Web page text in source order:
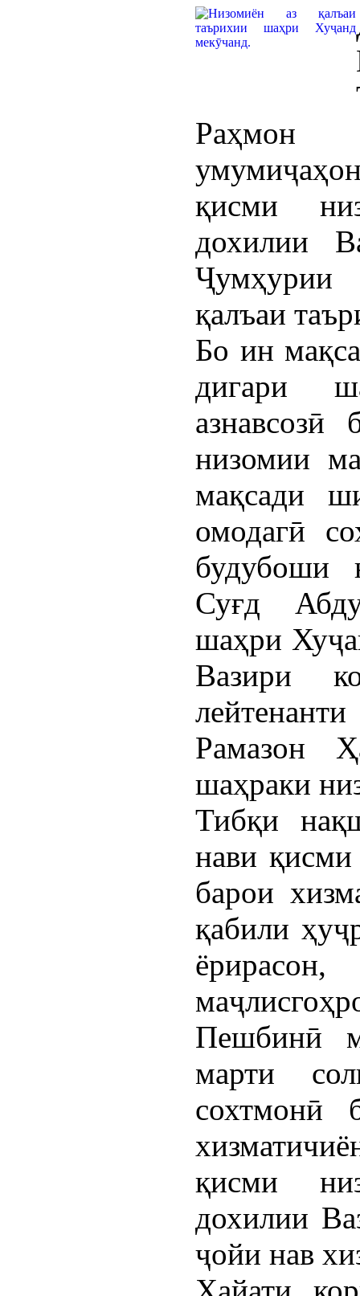
Раҳмон
қисми
дохилии
Ҷумҳурии
қалъаи
Бо ин
дигари
низомии
мақсади
омодагӣ
будубоши
Суғд
шаҳри
Вазири
Рамазон
шаҳраки
Тибқи
нави
барои
қабили
Пешбинӣ
марти
сохтмонӣ
қисми
дохилии
ҷойи нав